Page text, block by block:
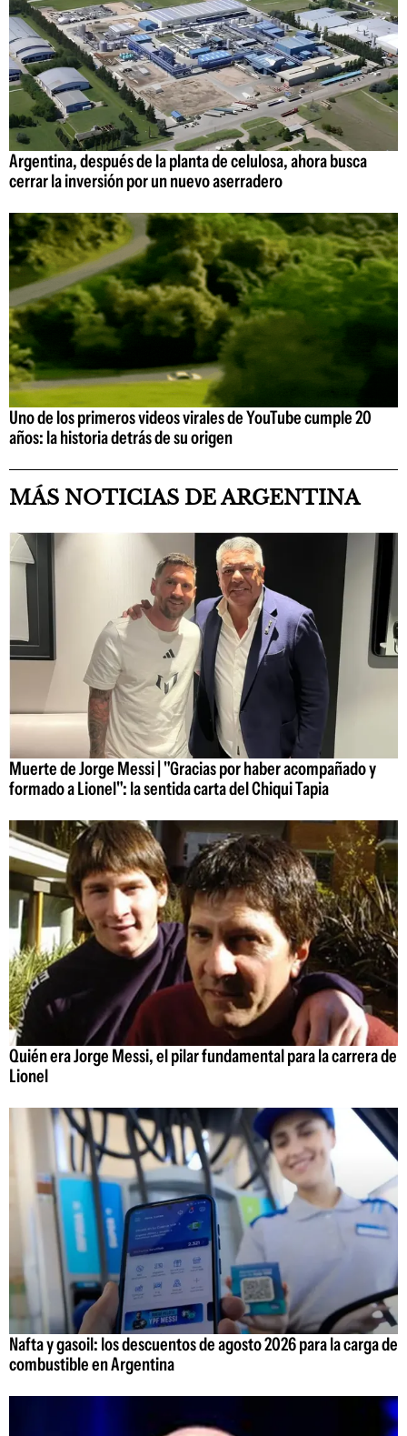
Argentina, después de la planta de celulosa, ahora busca
cerrar la inversión por un nuevo aserradero
Uno de los primeros videos virales de YouTube cumple 20
años: la historia detrás de su origen
MÁS NOTICIAS DE ARGENTINA
Muerte de Jorge Messi | "Gracias por haber acompañado y
formado a Lionel": la sentida carta del Chiqui Tapia
Quién era Jorge Messi, el pilar fundamental para la carrera de
Lionel
Nafta y gasoil: los descuentos de agosto 2026 para la carga de
combustible en Argentina